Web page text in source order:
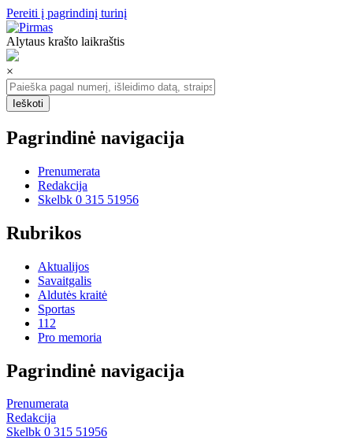
Pereiti į pagrindinį turinį
Alytaus krašto laikraštis
×
Pagrindinė navigacija
Prenumerata
Redakcija
Skelbk 0 315 51956
Rubrikos
Aktualijos
Savaitgalis
Aldutės kraitė
Sportas
112
Pro memoria
Pagrindinė navigacija
Prenumerata
Redakcija
Skelbk 0 315 51956